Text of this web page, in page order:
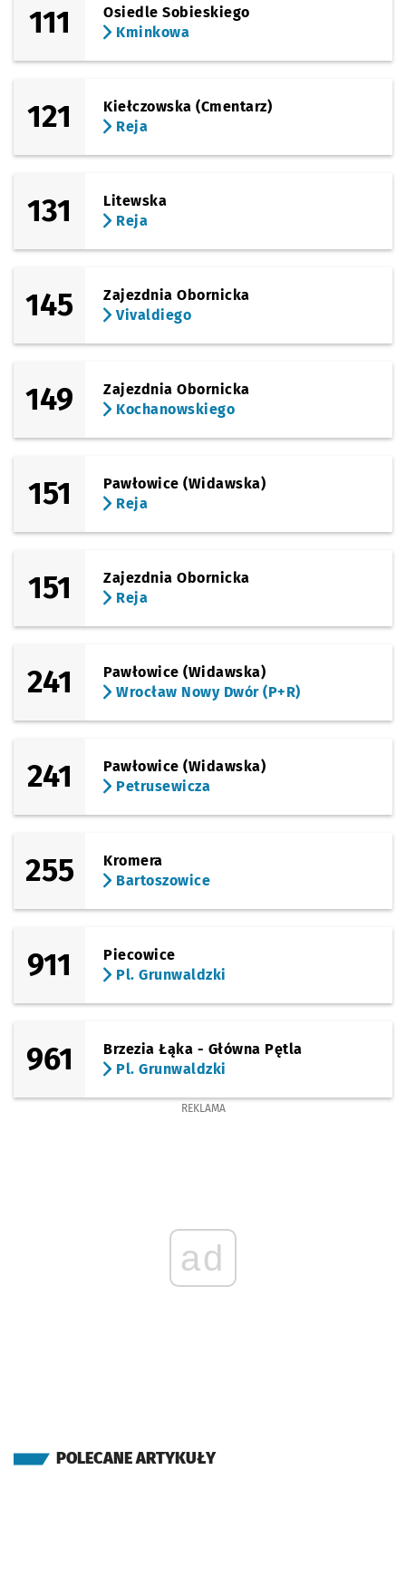
Kochanowskiego
Pl. Grunwaldzki 6'
Pl. Grunwaldzki
Reja Sprawdź
Reja
111
Osiedle Sobieskiego
Kminkowa
121
Kiełczowska (Cmentarz)
Reja
131
Litewska
Reja
145
Zajezdnia Obornicka
Vivaldiego
149
Zajezdnia Obornicka
Kochanowskiego
151
Pawłowice (Widawska)
Reja
151
Zajezdnia Obornicka
Reja
241
Pawłowice (Widawska)
Wrocław Nowy Dwór (P+R)
241
Pawłowice (Widawska)
Petrusewicza
255
Kromera
Bartoszowice
911
Piecowice
Pl. Grunwaldzki
961
Brzezia Łąka - Główna Pętla
Pl. Grunwaldzki
REKLAMA
ad
POLECANE ARTYKUŁY